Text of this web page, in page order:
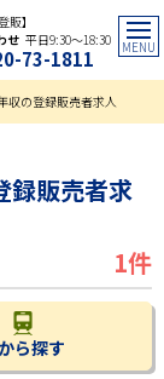
】
せ 平日9:30〜18:30
73-1811
収の登録販売者求人
録販売者求
1件
ら探す